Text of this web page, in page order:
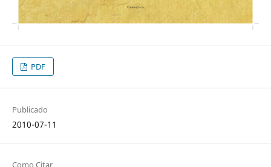
PDF
Publicado
2010-07-11
Como Citar